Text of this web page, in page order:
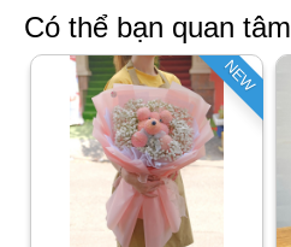
Có thể bạn quan tâm
NEW